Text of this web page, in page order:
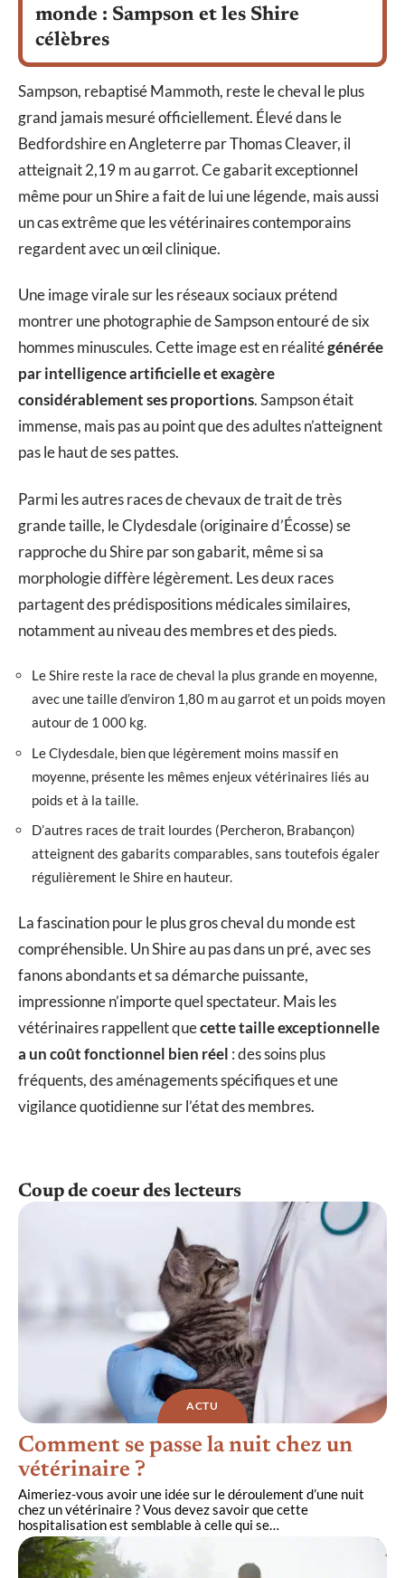
monde : Sampson et les Shire
célèbres
Sampson, rebaptisé Mammoth, reste le cheval le plus
grand jamais mesuré officiellement. Élevé dans le
Bedfordshire en Angleterre par Thomas Cleaver, il
atteignait 2,19 m au garrot. Ce gabarit exceptionnel
même pour un Shire a fait de lui une légende, mais aussi
un cas extrême que les vétérinaires contemporains
regardent avec un œil clinique.
Une image virale sur les réseaux sociaux prétend
montrer une photographie de Sampson entouré de six
hommes minuscules. Cette image est en réalitégénérée
par intelligence artificielle et exagère
considérablement ses proportions. Sampson était
immense, mais pas au point que des adultes n’atteignent
pas le haut de ses pattes.
Parmi les autres races de chevaux de trait de très
grande taille, le Clydesdale (originaire d’Écosse) se
rapproche du Shire par son gabarit, même si sa
morphologie diffère légèrement. Les deux races
partagent des prédispositions médicales similaires,
notamment au niveau des membres et des pieds.
Le Shire reste la race de cheval la plus grande en moyenne,
avec une taille d’environ 1,80 m au garrot et un poids moyen
autour de 1 000 kg.
Le Clydesdale, bien que légèrement moins massif en
moyenne, présente les mêmes enjeux vétérinaires liés au
poids et à la taille.
D’autres races de trait lourdes (Percheron, Brabançon)
atteignent des gabarits comparables, sans toutefois égaler
régulièrement le Shire en hauteur.
La fascination pour le plus gros cheval du monde est
compréhensible. Un Shire au pas dans un pré, avec ses
fanons abondants et sa démarche puissante,
impressionne n’importe quel spectateur. Mais les
vétérinaires rappellent quecette taille exceptionnelle
a un coût fonctionnel bien réel : des soins plus
fréquents, des aménagements spécifiques et une
vigilance quotidienne sur l’état des membres.
Coup de coeur des lecteurs
ACTU
Comment se passe la nuit chez un
vétérinaire ?
Aimeriez-vous avoir une idée sur le déroulement d’une nuit
chez un vétérinaire ? Vous devez savoir que cette
hospitalisation est semblable à celle qui se…